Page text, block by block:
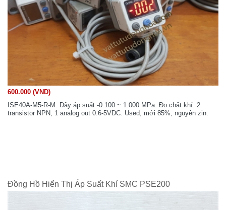
600.000 (VND)
ISE40A-M5-R-M. Dãy áp suất -0.100 ~ 1.000 MPa. Đo chất khí. 2
transistor NPN, 1 analog out 0.6-5VDC. Used, mới 85%, nguyên zin.
Đồng Hồ Hiển Thị Áp Suất Khí SMC PSE200